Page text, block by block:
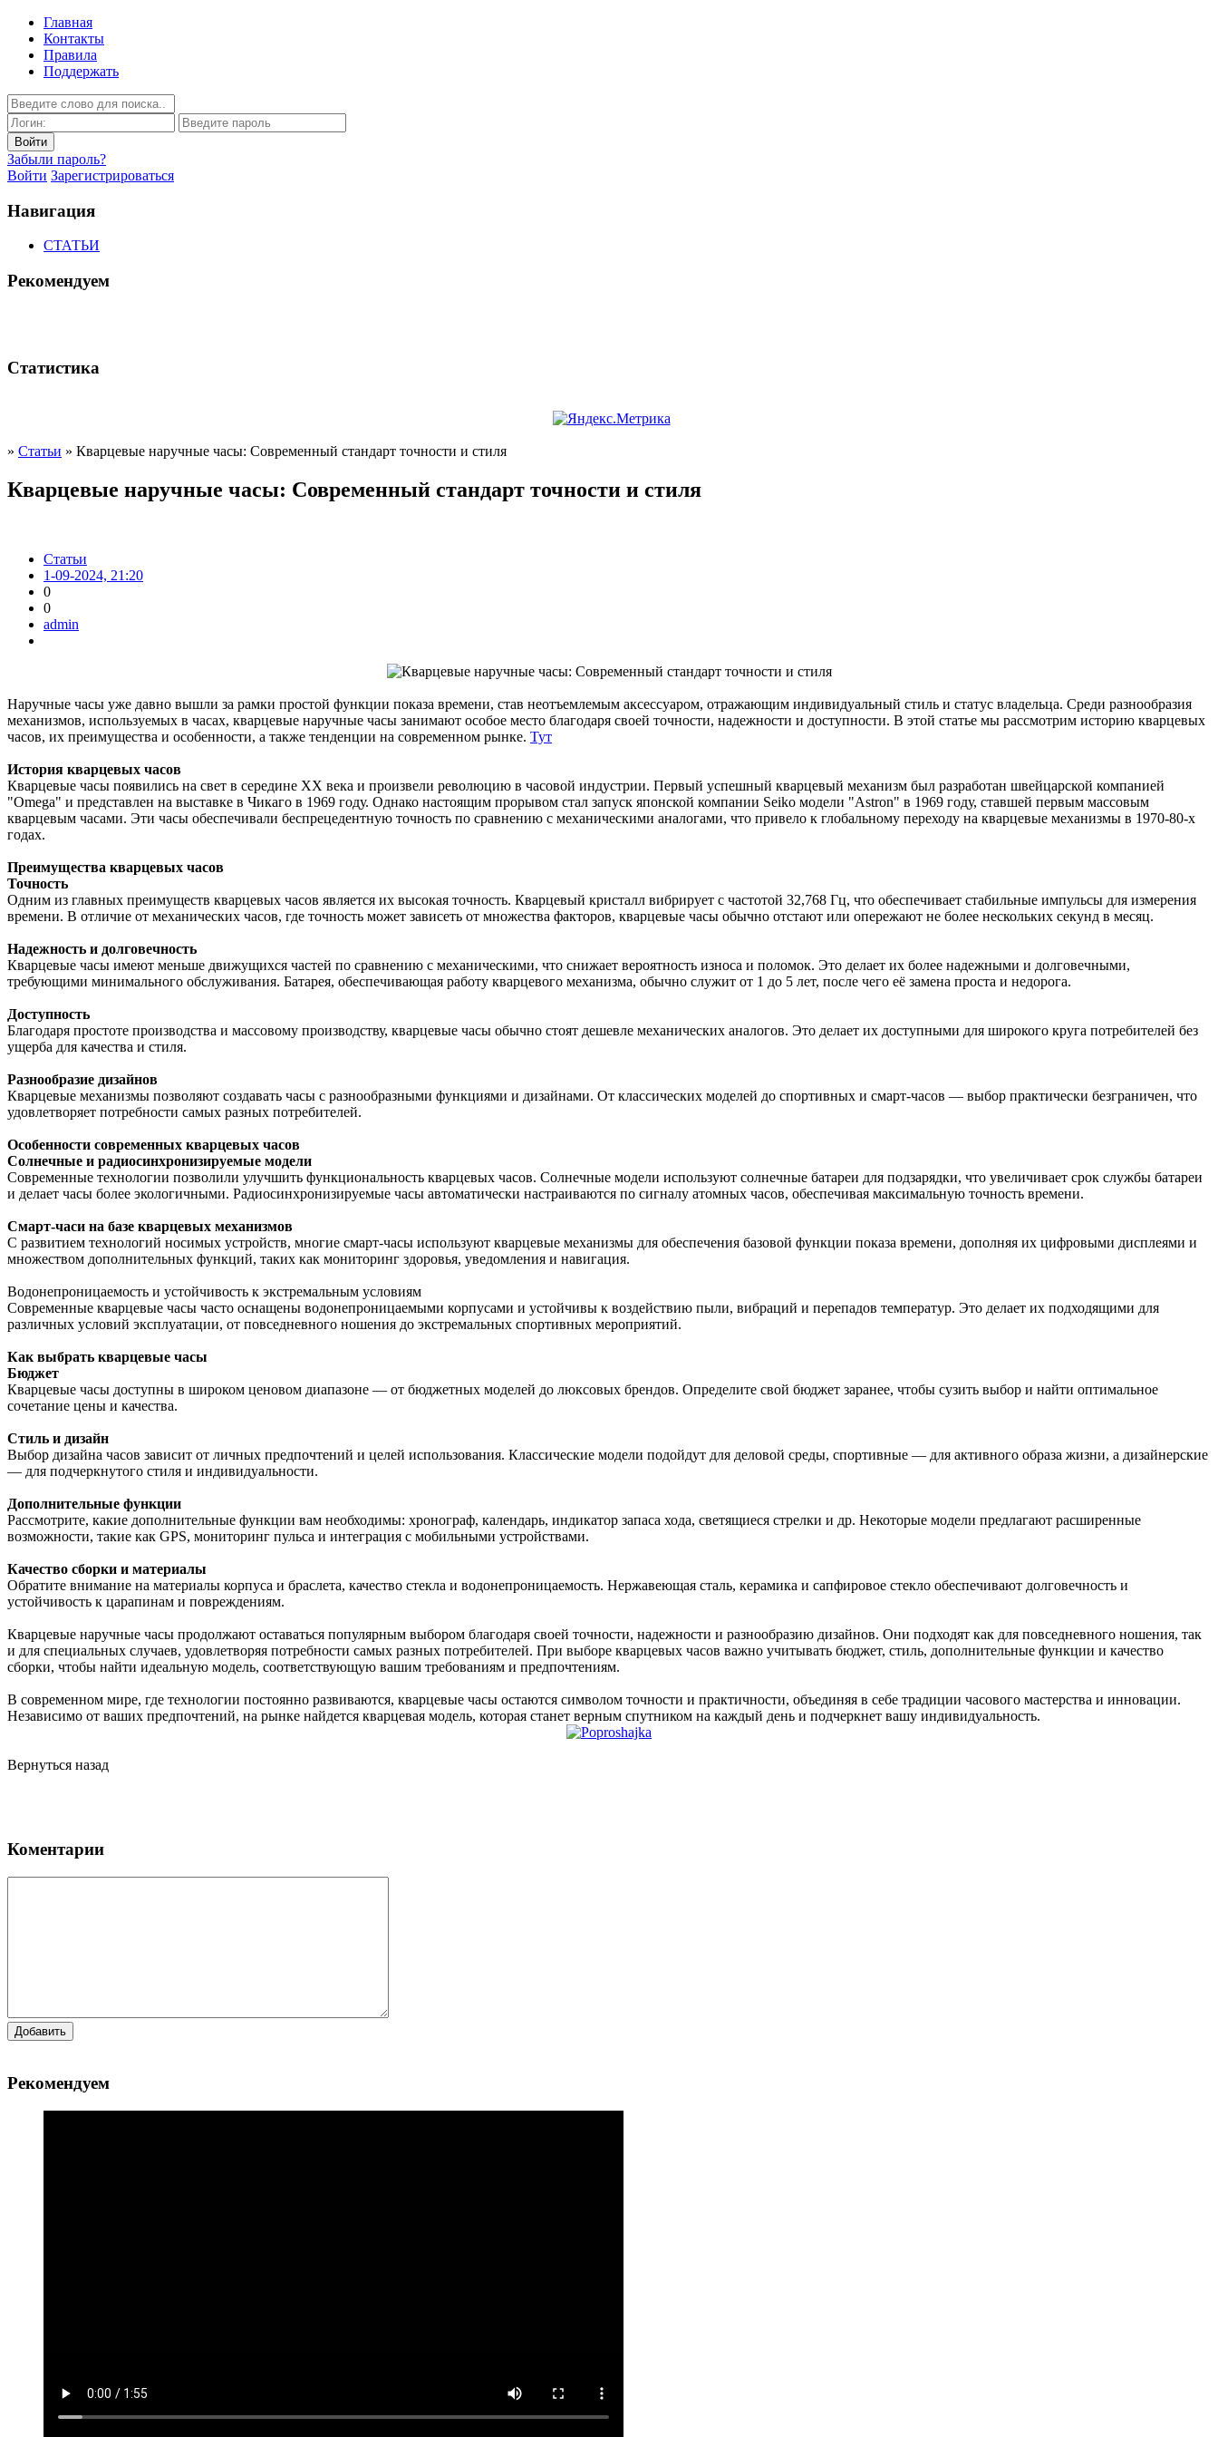
Главная
Контакты
Правила
Поддержать
Забыли пароль?
Войти Зарегистрироваться
Навигация
СТАТЬИ
Рекомендуем
Статистика
» Статьи » Кварцевые наручные часы: Современный стандарт точности и стиля
Кварцевые наручные часы: Современный стандарт точности и стиля
Статьи
1-09-2024, 21:20
0
0
admin
Наручные часы уже давно вышли за рамки простой функции показа времени, став неотъемлемым аксессуаром, отражающим индивидуальный стиль и статус владельца. Среди разнообразия
механизмов, используемых в часах, кварцевые наручные часы занимают особое место благодаря своей точности, надежности и доступности. В этой статье мы рассмотрим историю кварцевых
часов, их преимущества и особенности, а также тенденции на современном рынке. Тут
История кварцевых часов
Кварцевые часы появились на свет в середине XX века и произвели революцию в часовой индустрии. Первый успешный кварцевый механизм был разработан швейцарской компанией
"Omega" и представлен на выставке в Чикаго в 1969 году. Однако настоящим прорывом стал запуск японской компании Seiko модели "Astron" в 1969 году, ставшей первым массовым
кварцевым часами. Эти часы обеспечивали беспрецедентную точность по сравнению с механическими аналогами, что привело к глобальному переходу на кварцевые механизмы в 1970-80-х
годах.
Преимущества кварцевых часов
Точность
Одним из главных преимуществ кварцевых часов является их высокая точность. Кварцевый кристалл вибрирует с частотой 32,768 Гц, что обеспечивает стабильные импульсы для измерения
времени. В отличие от механических часов, где точность может зависеть от множества факторов, кварцевые часы обычно отстают или опережают не более нескольких секунд в месяц.
Надежность и долговечность
Кварцевые часы имеют меньше движущихся частей по сравнению с механическими, что снижает вероятность износа и поломок. Это делает их более надежными и долговечными,
требующими минимального обслуживания. Батарея, обеспечивающая работу кварцевого механизма, обычно служит от 1 до 5 лет, после чего её замена проста и недорога.
Доступность
Благодаря простоте производства и массовому производству, кварцевые часы обычно стоят дешевле механических аналогов. Это делает их доступными для широкого круга потребителей без
ущерба для качества и стиля.
Разнообразие дизайнов
Кварцевые механизмы позволяют создавать часы с разнообразными функциями и дизайнами. От классических моделей до спортивных и смарт-часов — выбор практически безграничен, что
удовлетворяет потребности самых разных потребителей.
Особенности современных кварцевых часов
Солнечные и радиосинхронизируемые модели
Современные технологии позволили улучшить функциональность кварцевых часов. Солнечные модели используют солнечные батареи для подзарядки, что увеличивает срок службы батареи
и делает часы более экологичными. Радиосинхронизируемые часы автоматически настраиваются по сигналу атомных часов, обеспечивая максимальную точность времени.
Смарт-часи на базе кварцевых механизмов
С развитием технологий носимых устройств, многие смарт-часы используют кварцевые механизмы для обеспечения базовой функции показа времени, дополняя их цифровыми дисплеями и
множеством дополнительных функций, таких как мониторинг здоровья, уведомления и навигация.
Водонепроницаемость и устойчивость к экстремальным условиям
Современные кварцевые часы часто оснащены водонепроницаемыми корпусами и устойчивы к воздействию пыли, вибраций и перепадов температур. Это делает их подходящими для
различных условий эксплуатации, от повседневного ношения до экстремальных спортивных мероприятий.
Как выбрать кварцевые часы
Бюджет
Кварцевые часы доступны в широком ценовом диапазоне — от бюджетных моделей до люксовых брендов. Определите свой бюджет заранее, чтобы сузить выбор и найти оптимальное
сочетание цены и качества.
Стиль и дизайн
Выбор дизайна часов зависит от личных предпочтений и целей использования. Классические модели подойдут для деловой среды, спортивные — для активного образа жизни, а дизайнерские
— для подчеркнутого стиля и индивидуальности.
Дополнительные функции
Рассмотрите, какие дополнительные функции вам необходимы: хронограф, календарь, индикатор запаса хода, светящиеся стрелки и др. Некоторые модели предлагают расширенные
возможности, такие как GPS, мониторинг пульса и интеграция с мобильными устройствами.
Качество сборки и материалы
Обратите внимание на материалы корпуса и браслета, качество стекла и водонепроницаемость. Нержавеющая сталь, керамика и сапфировое стекло обеспечивают долговечность и
устойчивость к царапинам и повреждениям.
Кварцевые наручные часы продолжают оставаться популярным выбором благодаря своей точности, надежности и разнообразию дизайнов. Они подходят как для повседневного ношения, так
и для специальных случаев, удовлетворяя потребности самых разных потребителей. При выборе кварцевых часов важно учитывать бюджет, стиль, дополнительные функции и качество
сборки, чтобы найти идеальную модель, соответствующую вашим требованиям и предпочтениям.
В современном мире, где технологии постоянно развиваются, кварцевые часы остаются символом точности и практичности, объединяя в себе традиции часового мастерства и инновации.
Независимо от ваших предпочтений, на рынке найдется кварцевая модель, которая станет верным спутником на каждый день и подчеркнет вашу индивидуальность.
Вернуться назад
Коментарии
Добавить
Рекомендуем